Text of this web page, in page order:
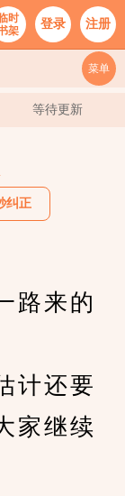
时
架
登录 注册
菜单
等待更新
纠正
来的
还要
家继续